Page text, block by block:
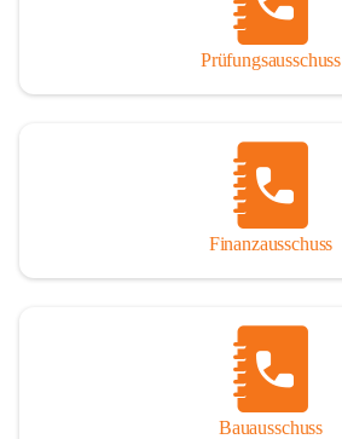
Prüfungsausschuss
Finanzausschuss
Bauausschuss